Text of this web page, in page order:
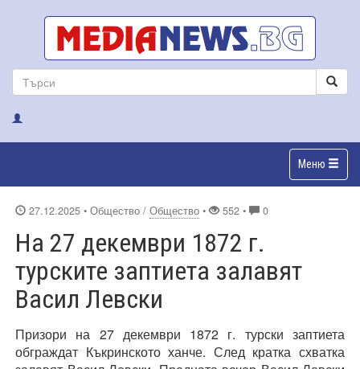
Меню
27.12.2025 • Общество / Общество • 552 • 0
На 27 декември 1872 г.
турските заптиета залавят
Васил Левски
Призори на 27 декември 1872 г. турски заптиета
обграждат Къкринското ханче. След кратка схватка